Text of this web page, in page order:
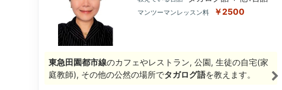
マンツーマンレッスン料 ￥2500
東急田園都市線のカフェやレストラン, 公園, 生徒の自宅(家
庭教師), その他の公然の場所でタガログ語を教えます。